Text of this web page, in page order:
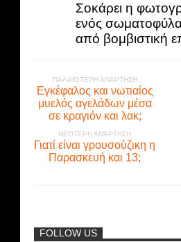
Σοκάρει η
ενός
από βομβιστική
ΠΑΛΑΙΌΤΕΡΗ ΑΝΆΡΤΗΣΗ
Εγκέφαλος και νωτιαίος
μυελός αγελάδων μέσα
σε κραγιόν και λακ;
ΝΕΌΤΕΡΗ ΑΝΆΡΤΗΣΗ
Γιατί είναι γρουσούζικη η
Παρασκευή και 13;
FOLLOW US